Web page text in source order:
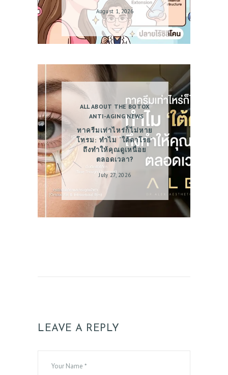
August 1, 2026
ALL ABOUT THE BOTOX
ANTI-AGING NEWS
ทาครีมเท่าไหร่ก็ไม่หาย
โทรม: ทำไม ‘ใต้ตาโรย’
ถึงทำให้คุณดูเหนื่อย
ตลอดเวลา?
July 27, 2026
LEAVE A REPLY